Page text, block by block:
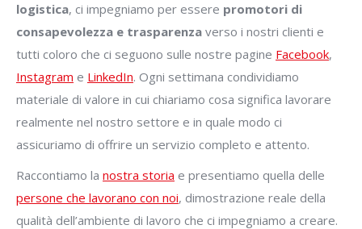
logistica, ci impegniamo per essere promotori di
consapevolezza e trasparenza verso i nostri clienti e
tutti coloro che ci seguono sulle nostre pagine Facebook,
Instagram e LinkedIn. Ogni settimana condividiamo
materiale di valore in cui chiariamo cosa significa lavorare
realmente nel nostro settore e in quale modo ci
assicuriamo di offrire un servizio completo e attento.
Raccontiamo la nostra storia e presentiamo quella delle
persone che lavorano con noi, dimostrazione reale della
qualità dell’ambiente di lavoro che ci impegniamo a creare.